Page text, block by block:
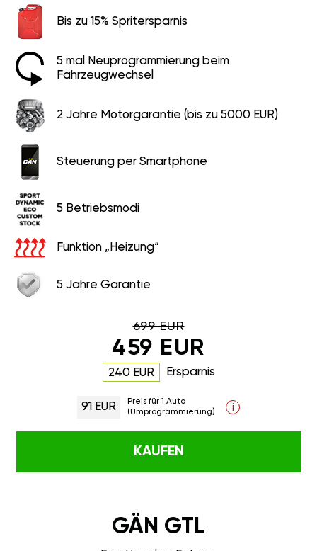
Bis zu 15% Spritersparnis
5 mal Neuprogrammierung beim
Fahrzeugwechsel
2 Jahre Motorgarantie (bis zu 5000 EUR)
Steuerung per Smartphone
5 Betriebsmodi
Funktion „Heizung“
5 Jahre Garantie
699 EUR
459 EUR
240 EUR Ersparnis
91 EUR
Preis für 1 Auto
(Umprogrammierung)
i
KAUFEN
GÄN GTL